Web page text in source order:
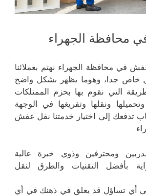
محافظة الجهراء
في محافظة الجهراء نهتم بعملائنا
خاص جدا، وهوما يظهر بشكل واضح
التي نقوم بها بحزم الممتلكات
ونقلها وتفريغها في الوجهة
تدفعك إلى اختيار خدمتنا نقل عفش
ومحترفين وذوي خبرة عالية
بأفضل التقنيات والطرق لنقل
أي تساؤل قد يعلق في ذهنك في أي